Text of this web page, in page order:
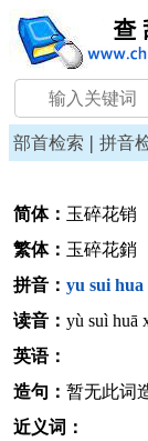
部首检索 | 拼音
简体： 玉碎花销
繁体： 玉碎花銷
拼音： yu sui hua
读音： yù suì huā
英语：
造句： 暂无此词
近义词：